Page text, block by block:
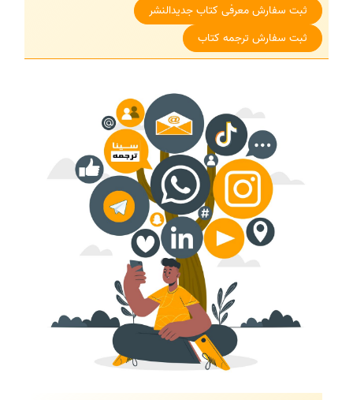
ثبت سفارش معرفی کتاب جدیدالنشر
ثبت سفارش ترجمه کتاب